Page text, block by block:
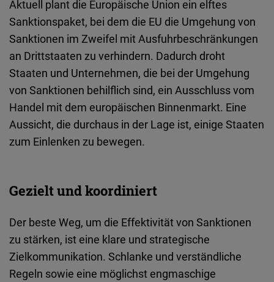
Aktuell plant die Europäische Union ein elftes
Sanktionspaket, bei dem die EU die Umgehung von
Sanktionen im Zweifel mit Ausfuhrbeschränkungen
an Drittstaaten zu verhindern. Dadurch droht
Staaten und Unternehmen, die bei der Umgehung
von Sanktionen behilflich sind, ein Ausschluss vom
Handel mit dem europäischen Binnenmarkt. Eine
Aussicht, die durchaus in der Lage ist, einige Staaten
zum Einlenken zu bewegen.
Gezielt und koordiniert
Der beste Weg, um die Effektivität von Sanktionen
zu stärken, ist eine klare und strategische
Zielkommunikation. Schlanke und verständliche
Regeln sowie eine möglichst engmaschige